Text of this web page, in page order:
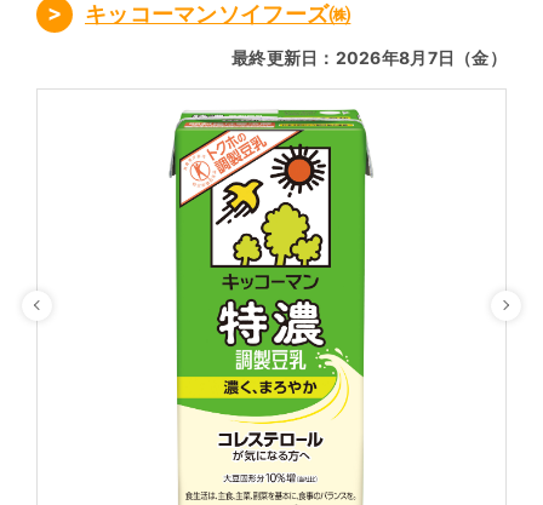
キッコーマンソイフーズ㈱
最終更新日：2026年8月7日（金）